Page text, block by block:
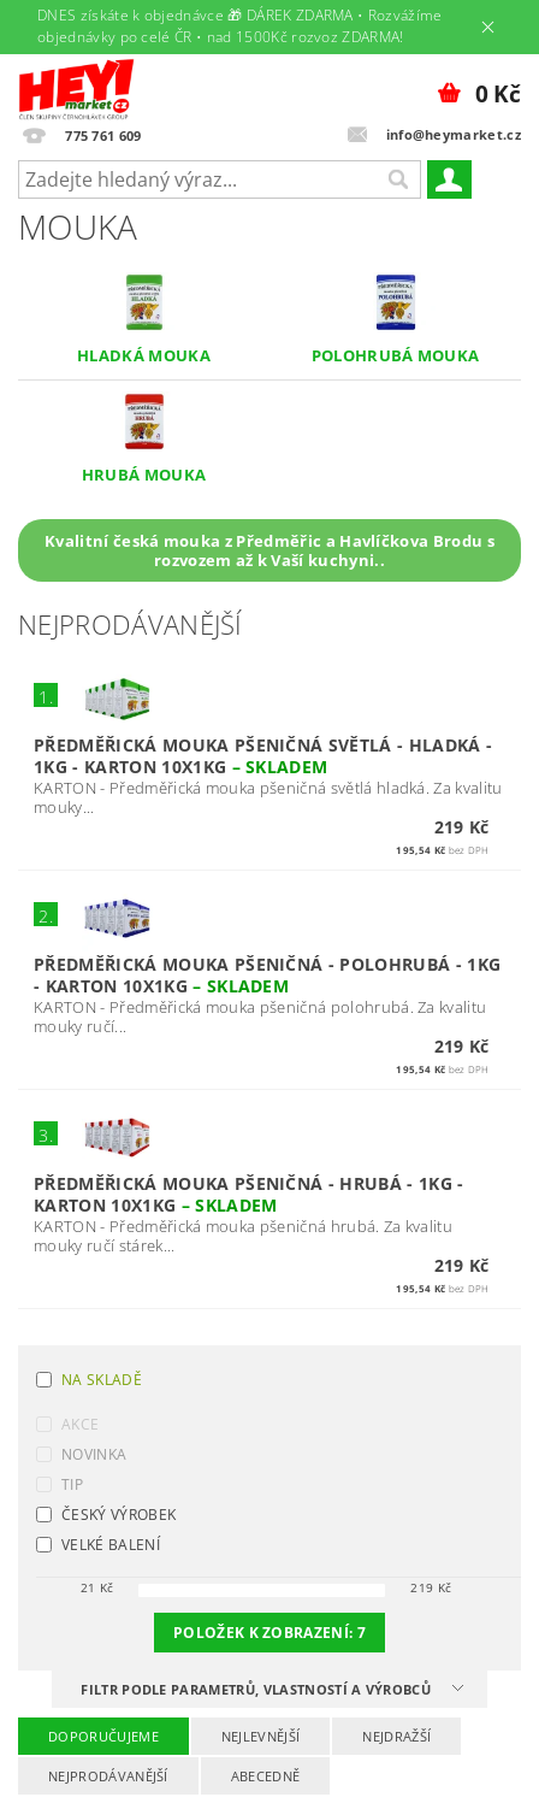
DNES získáte k objednávce 🎁 DÁREK ZDARMA • Rozvážíme
objednávky po celé ČR • nad 1500Kč rozvoz ZDARMA!
775 761 609 info@heymarket.cz
0 Kč
MOUKA
HLADKÁ MOUKA POLOHRUBÁ MOUKA
HRUBÁ MOUKA
Kvalitní česká mouka z Předměřic a Havlíčkova Brodu s
rozvozem až k Vaší kuchyni..
NEJPRODÁVANĚJŠÍ
1.
PŘEDMĚŘICKÁ MOUKA PŠENIČNÁ SVĚTLÁ - HLADKÁ -
1KG - KARTON 10X1KG –SKLADEM
KARTON - Předměřická mouka pšeničná světlá hladká. Za kvalitu
mouky...
219 Kč
195,54 Kč bez DPH
2.
PŘEDMĚŘICKÁ MOUKA PŠENIČNÁ - POLOHRUBÁ - 1KG
- KARTON 10X1KG– SKLADEM
KARTON - Předměřická mouka pšeničná polohrubá. Za kvalitu
mouky ručí...
219 Kč
195,54 Kč bez DPH
3.
PŘEDMĚŘICKÁ MOUKA PŠENIČNÁ - HRUBÁ - 1KG -
KARTON 10X1KG –SKLADEM
KARTON - Předměřická mouka pšeničná hrubá. Za kvalitu
mouky ručí stárek...
219 Kč
195,54 Kč bez DPH
NA SKLADĚ
AKCE
NOVINKA
TIP
ČESKÝ VÝROBEK
VELKÉ BALENÍ
21 Kč 219 Kč
POLOŽEK K ZOBRAZENÍ: 7
FILTR PODLE PARAMETRŮ, VLASTNOSTÍ A VÝROBCŮ
DOPORUČUJEME NEJLEVNĚJŠÍ NEJDRAŽŠÍ
NEJPRODÁVANĚJŠÍ ABECEDNĚ